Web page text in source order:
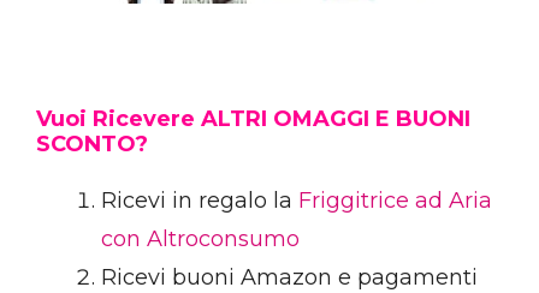
Vuoi Ricevere ALTRI OMAGGI E BUONI
SCONTO?
Ricevi in regalo la Friggitrice ad Aria
con Altroconsumo
Ricevi buoni Amazon e pagamenti